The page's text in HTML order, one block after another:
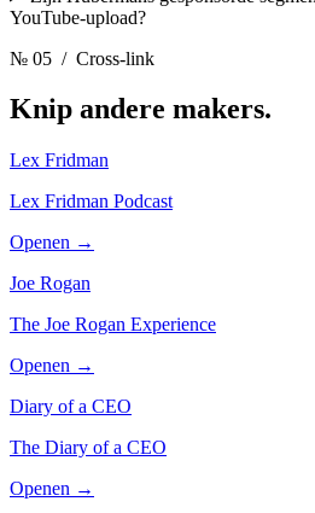
YouTube-upload?
№ 05 / Cross-link
Knip andere makers.
Lex Fridman
Lex Fridman Podcast
Openen →
Joe Rogan
The Joe Rogan Experience
Openen →
Diary of a CEO
The Diary of a CEO
Openen →